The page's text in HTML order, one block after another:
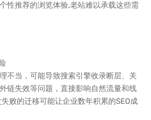
性推荐的浏览体验,老站难以承载这些需
不当，可能导致搜索引擎收录断层、关
链失效等问题，直接影响自然流量和线
败的迁移可能让企业数年积累的SEO成